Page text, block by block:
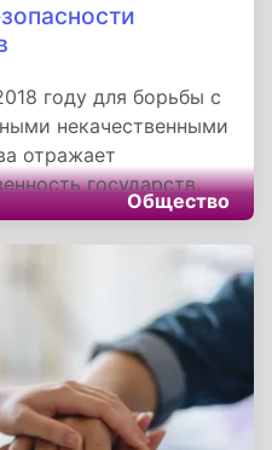
году для борьбы с
некачественными
отражает
государств,
за еду «от
подчеркивает, что
стабильности и
наука служит ключом
задачи. Девиз дня:
продуктов — дело
Общество